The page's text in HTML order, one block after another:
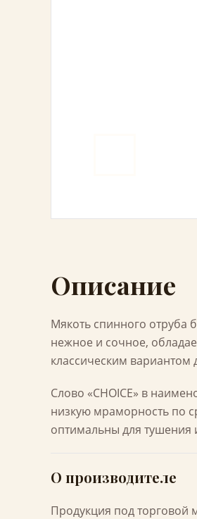
Описание
Мякоть спинного отруба
нежное и сочное,
классическим вариантом
Слово «CHOICE» в
низкую мраморность по
оптимальны для тушения
О производителе
Продукция под торговой